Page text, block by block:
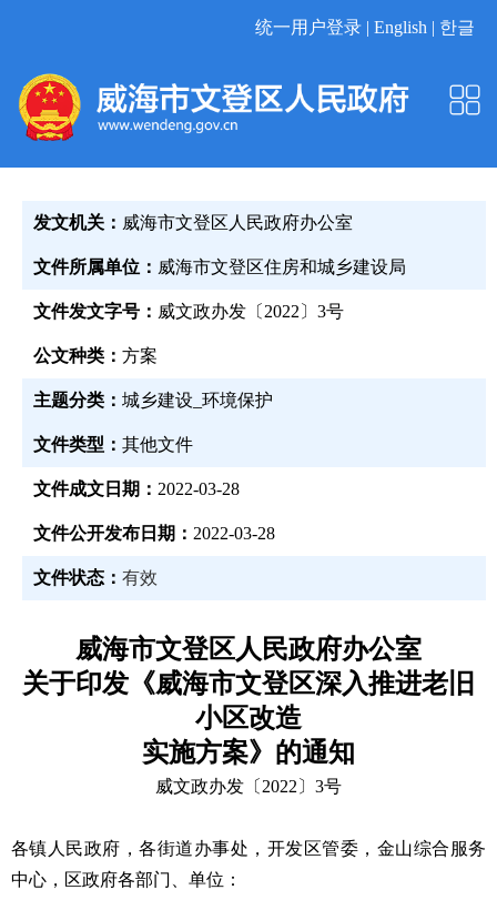
统一用户登录 | English | 한글
发文机关： 威海市文登区人民政府办公室
文件所属单位： 威海市文登区住房和城乡建设局
文件发文字号： 威文政办发〔2022〕3号
公文种类： 方案
主题分类： 城乡建设_环境保护
文件类型： 其他文件
文件成文日期： 2022-03-28
文件公开发布日期： 2022-03-28
文件状态： 有效
威海市文登区人民政府办公室
关于印发《威海市文登区深入推进老旧
小区改造
实施方案》的通知
威文政办发〔2022〕3号
各镇人民政府，各街道办事处，开发区管委，金山综合服务
中心，区政府各部门、单位：